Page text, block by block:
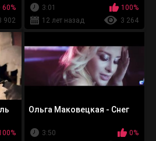
60%
902
3:01
100%
12 лет назад
3 264
Ольга Маковецкая - Снег
3:50
0%